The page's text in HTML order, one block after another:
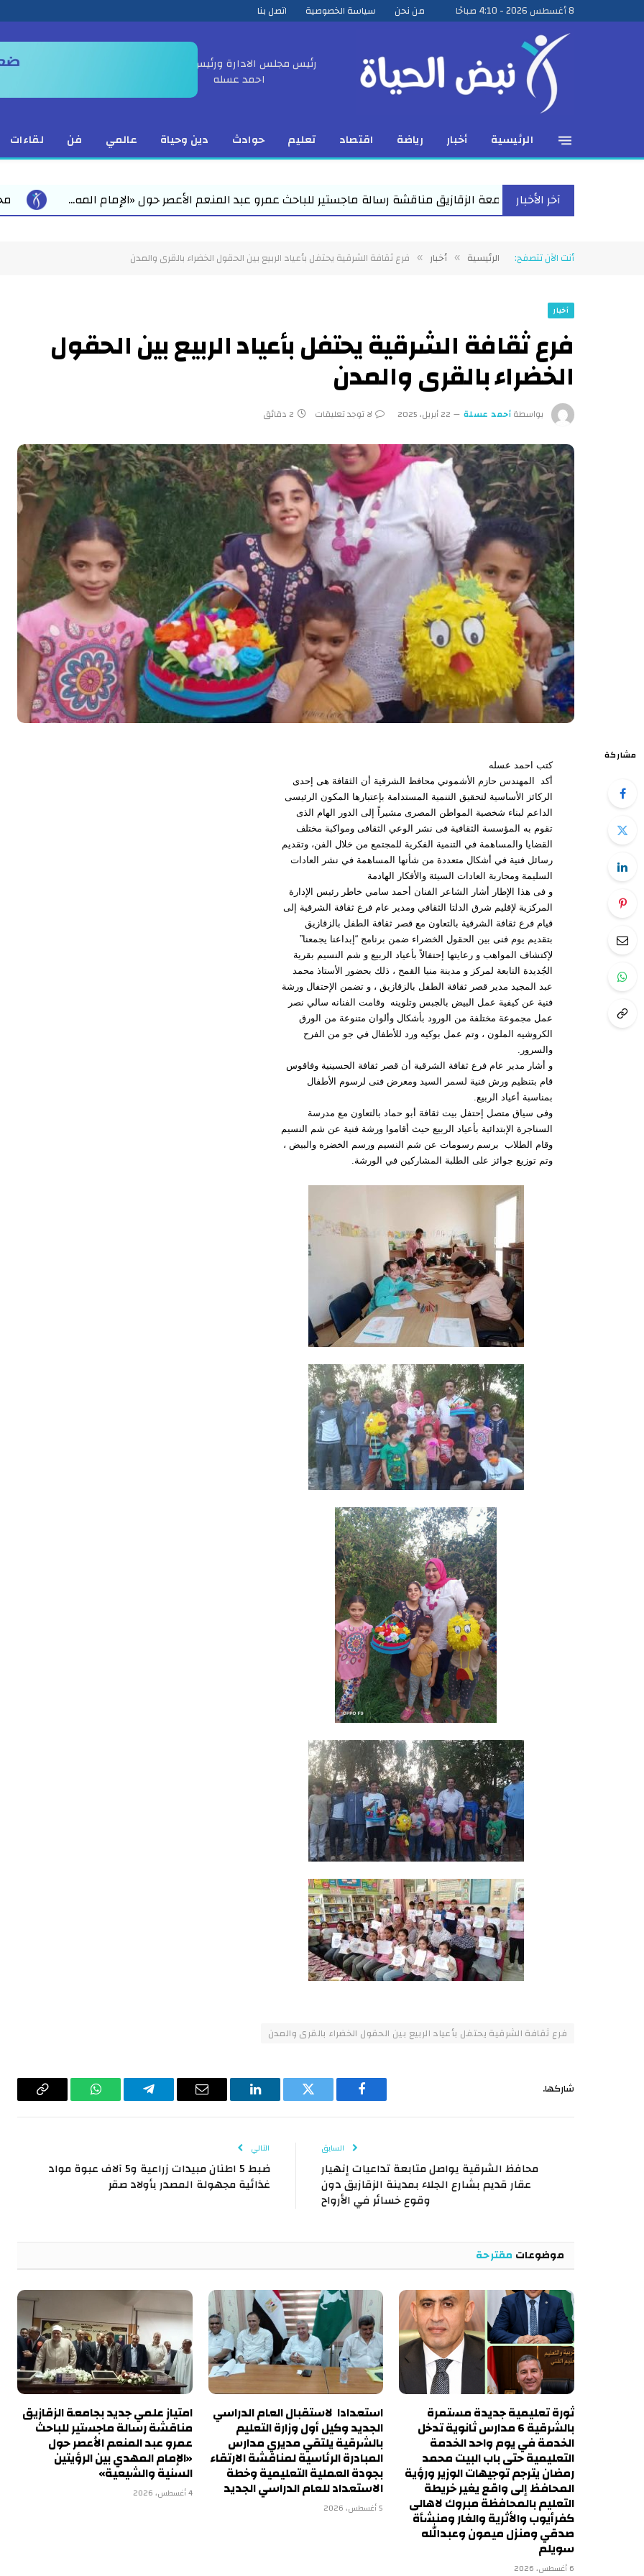
8 أغسطس 2026 - 4:10 صباحًا من نحن سياسة الخصوصية اتصل بنا
رئيس مجلس الادارة ورئيس التحرير
احمد عسله
الرئيسية أخبار رياضة اقتصاد تعليم حوادث دين وحياة عالمي فن لقاءات
آخر الأخبار
مناقشة رسالة ماجستير للباحث عمرو عبد المنعم الأعصر حول «الإمام المه... محمد رمضان يقود استعدادات مبكرة
أنت الآن تتصفح: الرئيسية » أخبار » فرع ثقافة الشرقية يحتفل بأعياد الربيع بين الحقول الخضراء بالقرى والمدن
أخبار
فرع ثقافة الشرقية يحتفل بأعياد الربيع بين الحقول
الخضراء بالقرى والمدن
بواسطةأحمد عسلة 22 أبريل، 2025 لا توجد تعليقات 2 دقائق
مشاركة
كتب احمد عسله
أكد المهندس حازم الأشموني محافظ الشرقية أن الثقافة هى إحدى
الركائز الأساسية لتحقيق التنمية المستدامة بإعتبارها المكون الرئيسى
الداعم لبناء شخصية المواطن المصرى مشيراً إلى الدور الهام الذى
تقوم به المؤسسة الثقافية فى نشر الوعي الثقافى ومواكبة مختلف
القضايا والمساهمة في التنمية الفكرية للمجتمع من خلال الفن، وتقديم
رسائل فنية في أشكال متعددة من شأنها المساهمة في نشر العادات
السليمة ومحاربة العادات السيئة والأفكار الهادمة
و فى هذا الإطار أشار الشاعر الفنان أحمد سامي خاطر رئيس الإدارة
المركزية لإقليم شرق الدلتا الثقافي ومدير عام فرع ثقافة الشرقية إلى
قيام فرع ثقافة الشرقية بالتعاون مع قصر ثقافة الطفل بالزقازيق
بتقديم يوم فنى بين الحقول الخضراء ضمن برنامج “إبداعنا يجمعنا”
لإكتشاف المواهب و رعايتها إحتفالاً بأعياد الربيع و شم النسيم بقرية
الجُديدة التابعة لمركز و مدينة منيا القمح ، ذلك بحضور الأستاذ محمد
عبد المجيد مدير قصر ثقافة الطفل بالزقازيق ، و تضمن الإحتفال ورشة
فنية عن كيفية عمل البيض بالجبس وتلوينه وقامت الفنانه سالي نصر
عمل مجموعة مختلفة من الورود بأشكال وألوان متنوعة من الورق
الكروشيه الملون ، وتم عمل بوكيه ورد للأطفال في جو من الفرح
والسرور.
و أشار مدير عام فرع ثقافة الشرقية أن قصر ثقافة الحسينية وفاقوس
قام بتنظيم ورش فنية لسمر السيد ومعرض فنى لرسوم الأطفال
بمناسبة أعياد الربيع.
وفى سياق متصل إحتفل بيت ثقافة أبو حماد بالتعاون مع مدرسة
السناجرة الإبتدائية بأعياد الربيع حيث أقاموا ورشة فنية عن شم النسيم
وقام الطلاب برسم رسومات عن شم النسيم ورسم الخضره والبيض ،
وتم توزيع جوائز على الطلبة المشاركين في الورشة.
فرع ثقافة الشرقية يحتفل بأعياد الربيع بين الحقول الخضراء بالقرى والمدن
شاركها.
فيسبوك تويتر لينكدإن
البريد
تيلقرام واتساب
Copy
السابق
محافظ الشرقية يواصل متابعة تداعيات إنهيار
عقار قديم بشارع الجلاء بمدينة الزقازيق دون
وقوع خسائر في الأرواح
التالي
ضبط 5 اطنان مبيدات زراعية و5 آلاف عبوة مواد
غذائية مجهولة المصدر بأولاد صقر
موضوعات مقترحة
ثورة تعليمية جديدة مستمرة
بالشرقية 6 مدارس ثانوية تدخل
الخدمة في يوم واحد الخدمة
التعليمية حتى باب البيت محمد
رمضان يترجم توجيهات الوزير ورؤية
المحافظ إلى واقع يغير خريطة
التعليم بالمحافظة مبروك لاهالى
كفرأيوب والأثرية والغار ومنشأة
صدقي ومنزل ميمون وعبدالله
سويلم
6 أغسطس، 2026
استعدادا لاستقبال العام الدراسي
الجديد وكيل أول وزارة التعليم
بالشرقية يلتقي مديري مدارس
المبادرة الرئاسية لمناقشة الارتقاء
بجودة العملية التعليمية وخطة
الاستعداد للعام الدراسي الجديد
5 أغسطس، 2026
امتياز علمي جديد بجامعة الزقازيق
مناقشة رسالة ماجستير للباحث
عمرو عبد المنعم الأعصر حول
«الإمام المهدي بين الرؤيتين
السنية والشيعية»
4 أغسطس، 2026